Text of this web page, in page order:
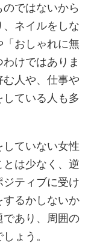
ではないから
ネイルをしな
おしゃれに無
けではありま
人や、仕事や
ている人も多
ていない女性
は少なく、逆
ティブに受け
るかしないか
あり、周囲の
ょう。